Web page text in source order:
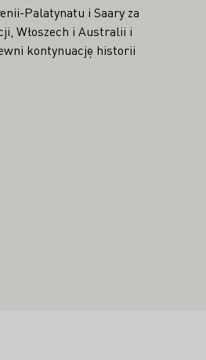
Palatynatu i Saary za
Włoszech i Australii i
kontynuację historii